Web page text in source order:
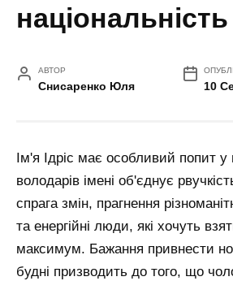
національність
АВТОР
Снисаренко Юля 10
Ім'я Ідріс має особливий попит
володарів імені об'єднує
спрага змін, прагнення
та енергійні люди, які хочуть
максимум. Бажання привнести
будні призводить до того, що